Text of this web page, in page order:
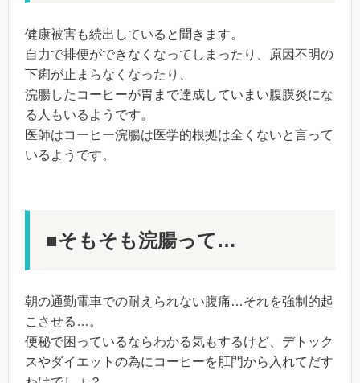
健康被害も続出していると聞きます。
自力で排便ができなくなってしまったり、原因不明の
下痢が止まらなくなったり、
浣腸したコーヒーが胃まで達成していまい腹膜炎にな
る人もいるようです。
医師はコーヒー浣腸は医学的根拠は全くないと言って
いるようです。
■そもそも浣腸って…
朝の通勤電車での耐えられない腹痛…それを強制的起
こさせる…。
便秘で困っているならわかる気もするけど、デトック
スやダイエットの為にコーヒーを肛門から入れてだす